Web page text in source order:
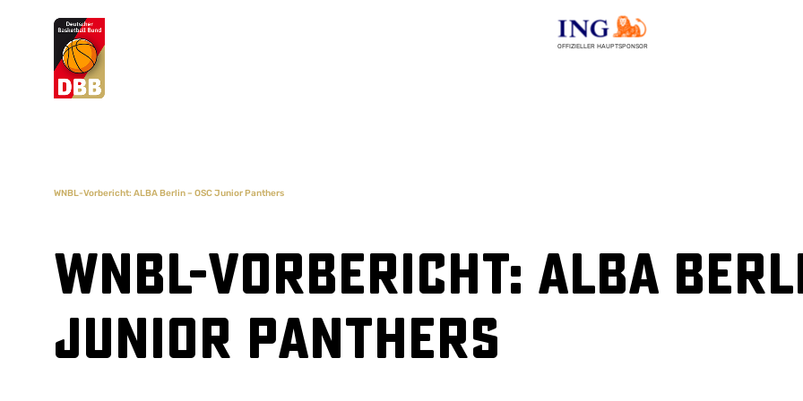
OFFIZIELLER HAUPTSPONSOR
Suchvorschläge
WNBL-Vorbericht: ALBA Berlin – OSC Junior Panthers
WNBL-Vorbericht: ALBA
Junior Panthers